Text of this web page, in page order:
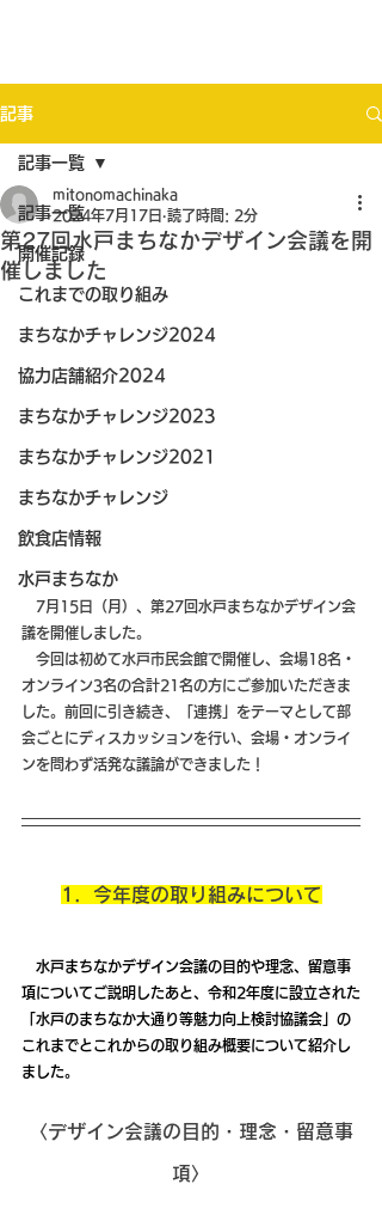
記事
記事一覧
開催記録
これまでの取り組み
まちなかチャレンジ2024
協力店舗紹介2024
まちなかチャレンジ2023
まちなかチャレンジ2021
まちなかチャレンジ
飲食店情報
水戸まちなか
記事一覧
第27回水戸まちなかデザイン会議を開
催しました
mitonomachinaka
2024年7月17日 読了時間: 2分
7月15日（月）、第27回水戸まちなかデザイン会
議を開催しました。
今回は初めて水戸市民会館で開催し、会場18名・
オンライン3名の合計21名の方にご参加いただきま
した。前回に引き続き、「連携」をテーマとして部
会ごとにディスカッションを行い、会場・オンライ
ンを問わず活発な議論ができました！
1．今年度の取り組みについて
水戸まちなかデザイン会議の目的や理念、留意事
項についてご説明したあと、令和2年度に設立された
「水戸のまちなか大通り等魅力向上検討協議会」の
これまでとこれからの取り組み概要について紹介し
ました。
〈デザイン会議の目的・理念・留意事
項〉